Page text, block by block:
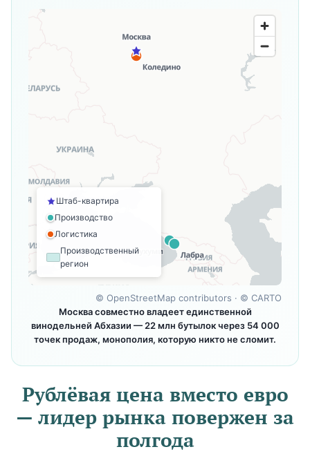
Штаб-квартира
Производство
Логистика
Производственный
регион
© OpenStreetMap contributors · © CARTO
Москва совместно владеет единственной
винодельней Абхазии — 22 млн бутылок через 54 000
точек продаж, монополия, которую никто не сломит.
Рублёвая цена вместо евро
— лидер рынка повержен за
полгода